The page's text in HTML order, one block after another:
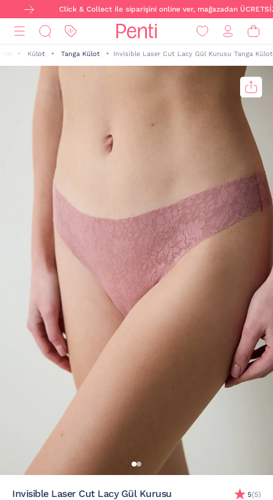
Click & Collect ile siparişini online ver, mağazadan ÜCRETSİZ
Külot Tanga Külot Invisible Laser Cut Lacy Gül Kurusu Tanga Külot
Invisible Laser Cut Lacy Gül Kurusu
5(5)